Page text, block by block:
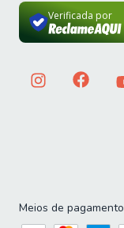
Verificada por
Meios de pagamento